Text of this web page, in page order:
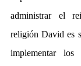
administrar el
religión David es
implementar